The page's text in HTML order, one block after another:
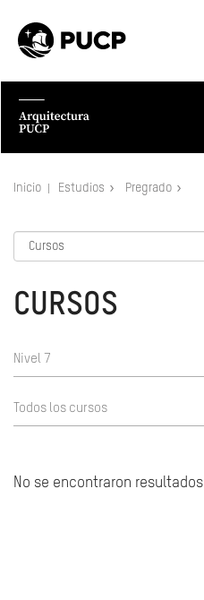
Inicio Estudios Pregrado
CURSOS
Nivel 7
Todos los cursos
No se encontraron resultados